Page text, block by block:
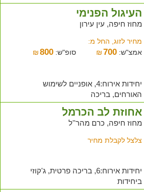
העיגול הפנימי
מחוז חיפה, עין עירון
מחיר לזוג, החל מ:
אמצ"ש:
₪700 סופ"ש: ₪ 800
יחידות אירוח:4, אופניים לשימוש
האורחים, בריכה
אחוזת לב הכרמל
מחוז חיפה, כרם מהר''ל
צלצל לקבלת מחיר
יחידות אירוח:6, בריכה פרטית, ג'קוזי
ביחידות